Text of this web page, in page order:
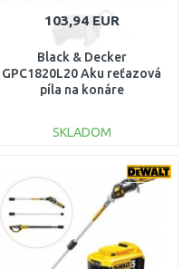
103,94 EUR
Black & Decker
GPC1820L20 Aku reťazová
píla na konáre
SKLADOM
DO KOŠÍKA
Porovnať